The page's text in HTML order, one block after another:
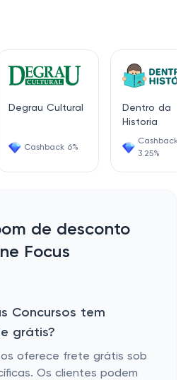
Degrau Cultural
Cashback 6%
Dentro da
Historia
Cashback
3.25%
de desconto
Focus
Concursos tem
grátis?
oferece frete grátis sob
Os clientes podem